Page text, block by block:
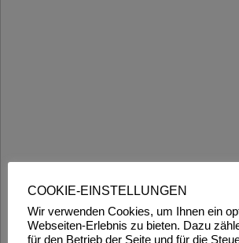
COOKIE-EINSTELLUNGEN
Wir verwenden Cookies, um Ihnen ein
Webseiten-Erlebnis zu bieten. Dazu
für den Betrieb der Seite und für die